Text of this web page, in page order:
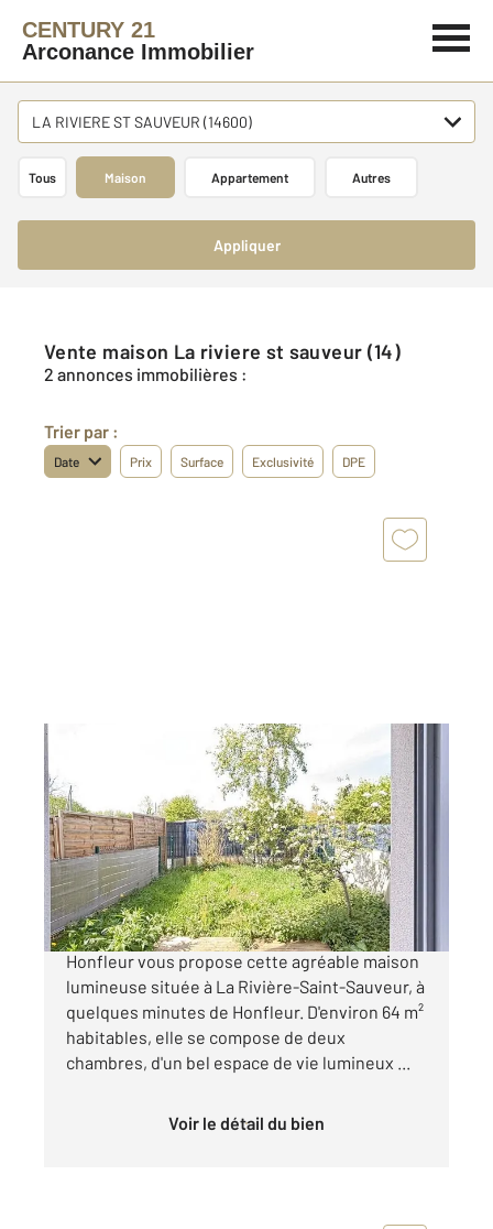
CENTURY 21
Arconance Immobilier
LA RIVIERE ST SAUVEUR (14600)
Tous Maison Appartement Autres
Appliquer
Vente maison La riviere st sauveur (14)
2 annonces immobilières :
Trier par :
Date Prix Surface Exclusivité DPE
LA RIVIERE ST SAUVEUR 14
Ref : 103
Maison à vendre
127 800 €
Votre agence Arconance Immobilier Century 21
Honfleur vous propose cette agréable maison
lumineuse située à La Rivière-Saint-Sauveur, à
quelques minutes de Honfleur. D'environ 64 m²
habitables, elle se compose de deux
chambres, d'un bel espace de vie lumineux ...
Voir le détail du bien